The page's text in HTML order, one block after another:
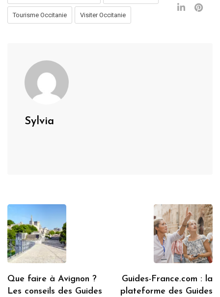
Tourisme Occitanie Visiter Occitanie
Sylvia
Que faire à Avignon ?
Les conseils des Guides
Guides-France.com : la
plateforme des Guides